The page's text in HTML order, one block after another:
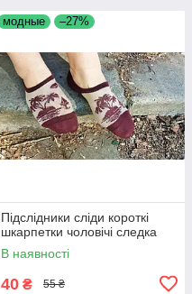
модные –27%
Підслідники сліди короткі
шкарпетки чоловічі следка
В наявності
40 ₴ 55 ₴